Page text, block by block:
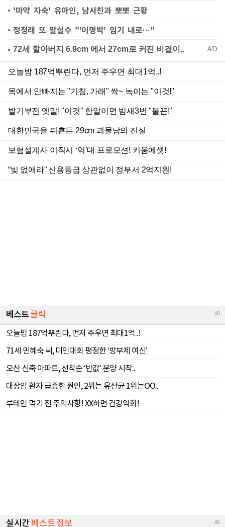
'마약 자숙' 유아인, 남사친과 뽀뽀 근황
정청래 또 말실수 "'이명박' 임기 내로…"